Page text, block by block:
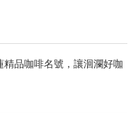
品咖啡名號，讓洄瀾好咖